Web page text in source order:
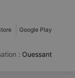
Google Play
: Ouessant